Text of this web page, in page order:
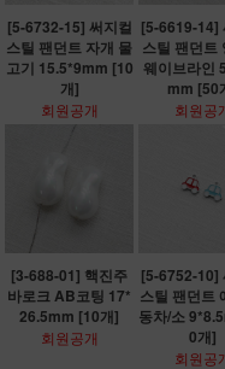
[5-6732-15] 써지컬
스틸 팬던트 자개 물
고기 15.5*9mm [10
개]
회원공개
[5-6619-14]
스틸 팬던트
웨이브라인
mm [50
회원공
[3-688-01] 핵진주
바로크 AB코팅 17*
26.5mm [10개]
회원공개
[5-6752-10]
스틸 팬던트
동차/소
0개]
회원공